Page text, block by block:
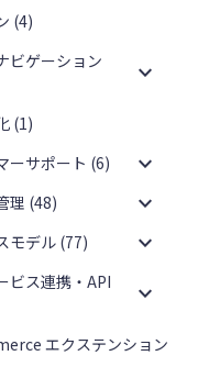
(4)
ビゲーション
expand_more
(1)
ーサポート (6) expand_more
理 (48) expand_more
モデル (77) expand_more
ビス連携・API
expand_more
エクステンション